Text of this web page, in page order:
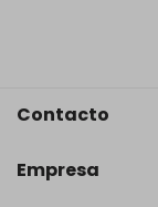
Contacto
Empresa